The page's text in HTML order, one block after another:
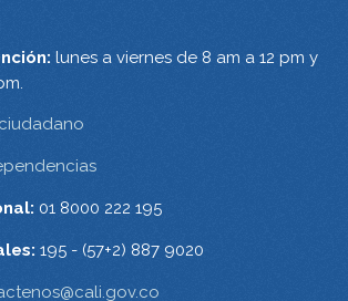
lunes a viernes de 8 am a 12 pm y
01 8000 222 195
195 - (57+2) 887 9020